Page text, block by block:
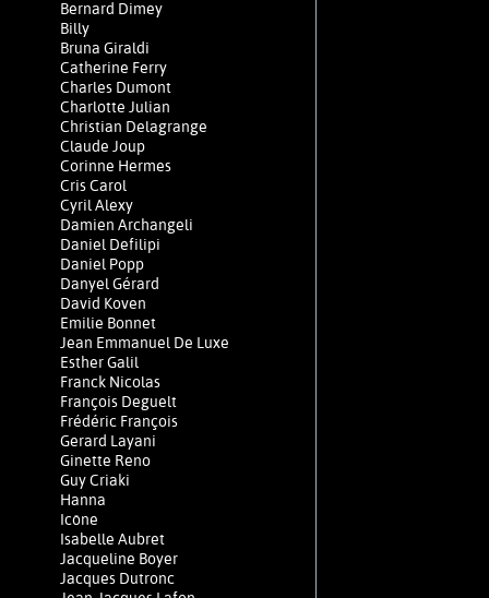
Bernard Dimey
Billy
Bruna Giraldi
Catherine Ferry
Charles Dumont
Charlotte Julian
Christian Delagrange
Claude Joup
Corinne Hermes
Cris Carol
Cyril Alexy
Damien Archangeli
Daniel Defilipi
Daniel Popp
Danyel Gérard
David Koven
Emilie Bonnet
Jean Emmanuel De Luxe
Esther Galil
Franck Nicolas
François Deguelt
Frédéric François
Gerard Layani
Ginette Reno
Guy Criaki
Hanna
Icône
Isabelle Aubret
Jacqueline Boyer
Jacques Dutronc